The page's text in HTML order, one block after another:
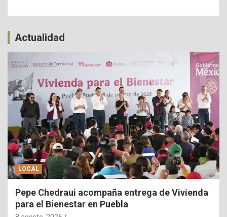
Actualidad
LOCAL
Pepe Chedraui acompaña entrega de Vivienda
para el Bienestar en Puebla